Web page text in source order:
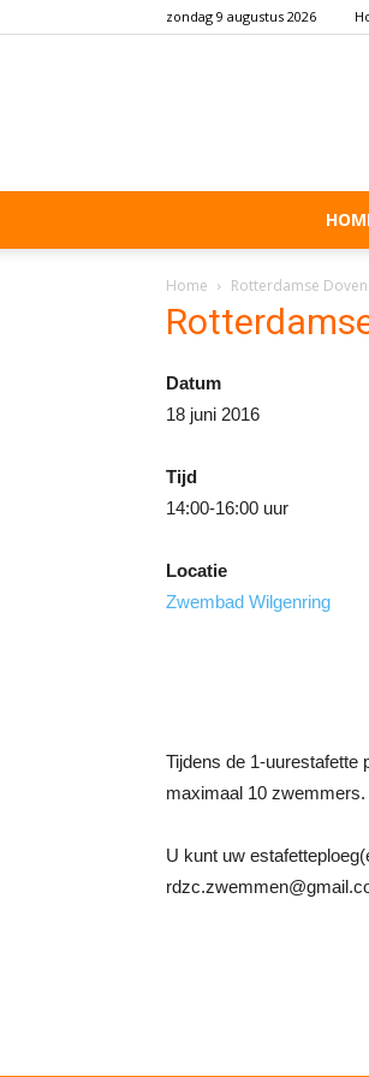
zondag 9 augustus 2026
Home Rotterdamse
Datum
18 juni 2016
Tijd
14:00-16:00 uur
Locatie
Zwembad Wilgenring
Tijdens de 1-uurestafette
maximaal 10
U kunt uw